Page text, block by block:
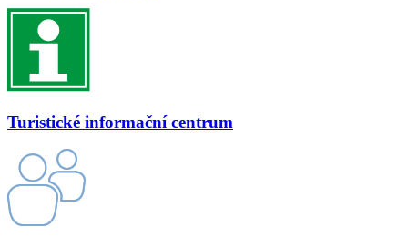
Turistické informační centrum